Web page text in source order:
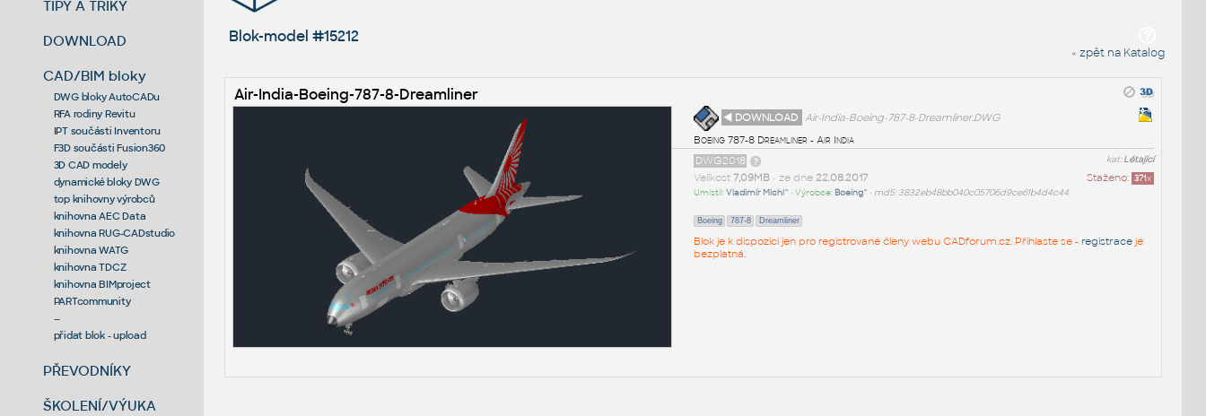
TIPY A TRIKY
DOWNLOAD
CAD/BIM bloky
DWG bloky AutoCADu
RFA rodiny Revitu
IPT součásti Inventoru
F3D součásti Fusion360
3D CAD modely
dynamické bloky DWG
top knihovny výrobců
knihovna AEC Data
knihovna RUG-CADstudio
knihovna WATG
knihovna TDCZ
knihovna BIMproject
PARTcommunity
--
přidat blok - upload
PŘEVODNÍKY
ŠKOLENÍ/VÝUKA
Blok-model #15212
« zpět na Katalog
Air-India-Boeing-787-8-Dreamliner
◄ DOWNLOAD
Air-India-Boeing-787-8-Dreamliner.DWG
Boeing 787-8 Dreamliner - Air India
kat:Létající
DWG2018
Staženo: 371x
Velikost 7,09MB• ze dne 22.08.2017
Umístil:Vladimír Michl^ • Výrobce: Boeing^ • md5: 3832eb48bb040c05706d9ce61b4d4c44
Boeing 787-8 Dreamliner
Blok je k dispozici jen pro registrované členy webu CADforum.cz. Přihlaste se - registraceje
bezplatná.